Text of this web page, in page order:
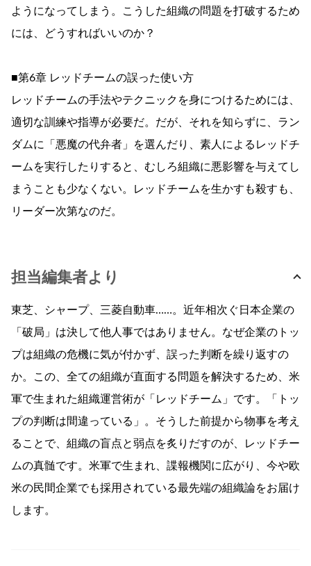
ようになってしまう。こうした組織の問題を打破するため
には、どうすればいいのか？
■第6章 レッドチームの誤った使い方
レッドチームの手法やテクニックを身につけるためには、
適切な訓練や指導が必要だ。だが、それを知らずに、ラン
ダムに「悪魔の代弁者」を選んだり、素人によるレッドチ
ームを実行したりすると、むしろ組織に悪影響を与えてし
まうことも少なくない。レッドチームを生かすも殺すも、
リーダー次第なのだ。
担当編集者より
東芝、シャープ、三菱自動車……。近年相次ぐ日本企業の
「破局」は決して他人事ではありません。なぜ企業のトッ
プは組織の危機に気が付かず、誤った判断を繰り返すの
か。この、全ての組織が直面する問題を解決するため、米
軍で生まれた組織運営術が「レッドチーム」です。「トッ
プの判断は間違っている」。そうした前提から物事を考え
ることで、組織の盲点と弱点を炙りだすのが、レッドチー
ムの真髄です。米軍で生まれ、諜報機関に広がり、今や欧
米の民間企業でも採用されている最先端の組織論をお届け
します。